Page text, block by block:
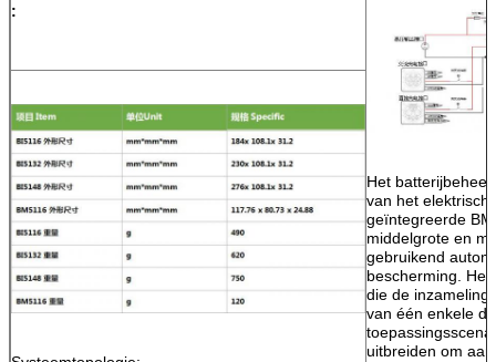
Het
van het elektrisch
geïntegreerde
middelgrote en
gebruikend
bescherming.
die de
van één enkele
uitbreiden om
: